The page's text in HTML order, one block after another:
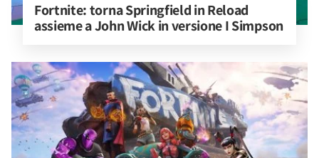
Fortnite: torna Springfield in Reload
assieme a John Wick in versione I Simpson